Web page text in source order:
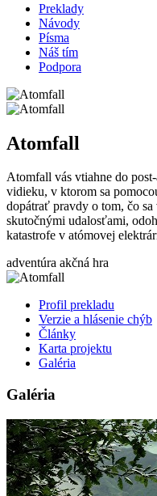
Preklady
Návody
Písma
Náš tím
Podpora
Atomfall
Atomfall vás vtiahne do
vidieku, v ktorom sa
dopátrať pravdy o tom, čo
skutočnými udalosťami,
katastrofe v atómovej
adventúra akčná hra
Profil prekladu
Verzie a hlásenie chýb
Články
Karta projektu
Galéria
Galéria